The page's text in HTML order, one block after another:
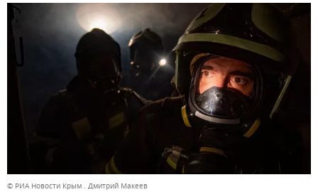
© РИА Новости Крым . Дмитрий Макеев